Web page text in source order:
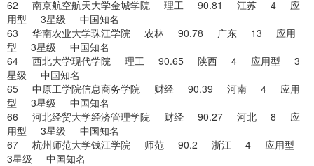
62 南京航空航天大学金城学院 理工 90.81 江苏 4 应
用型 3星级 中国知名
63 华南农业大学珠江学院 农林 90.78 广东 13 应用
型 3星级 中国知名
64 西北大学现代学院 理工 90.65 陕西 4 应用型 3
星级 中国知名
65 中原工学院信息商务学院 财经 90.39 河南 4 应用
型 3星级 中国知名
66 河北经贸大学经济管理学院 财经 90.27 河北 8 应
用型 3星级 中国知名
67 杭州师范大学钱江学院 师范 90.2 浙江 4 应用型
3星级 中国知名